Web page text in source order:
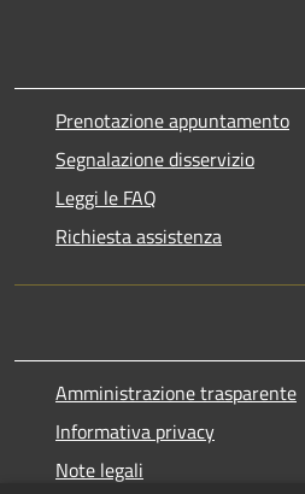
Prenotazione appuntamento
Segnalazione disservizio
Leggi le FAQ
Richiesta assistenza
Amministrazione trasparente
Informativa privacy
Note legali